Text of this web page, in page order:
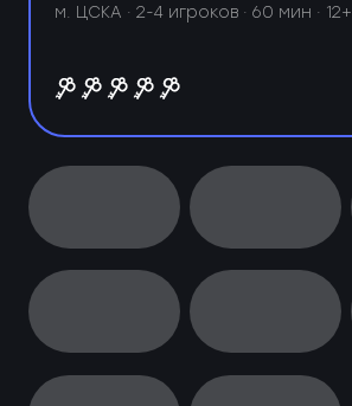
м. ЦСКА ·2-4 игроков · 60 мин · 12+